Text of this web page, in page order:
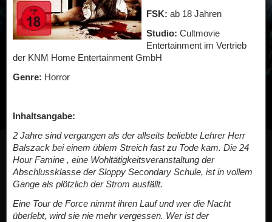
FSK: ab 18 Jahren
Studio: Cultmovie
Entertainment im Vertrieb
der KNM Home Entertainment GmbH
Genre: Horror
Inhaltsangabe:
2 Jahre sind vergangen als der allseits beliebte Lehrer Herr
Balszack bei einem üblem Streich fast zu Tode kam. Die 24
Hour Famine , eine Wohltätigkeitsveranstaltung der
Abschlussklasse der Sloppy Secondary Schule, ist in vollem
Gange als plötzlich der Strom ausfällt.
Eine Tour de Force nimmt ihren Lauf und wer die Nacht
überlebt, wird sie nie mehr vergessen. Wer ist der